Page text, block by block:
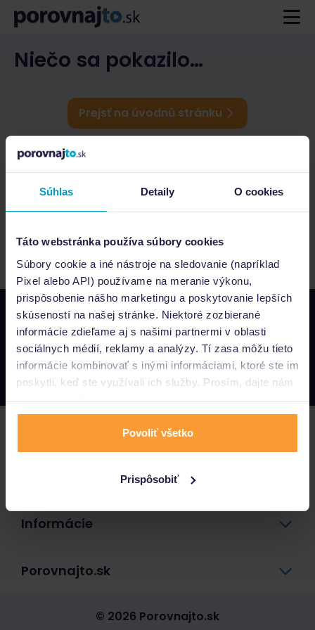
Súhlas Detaily O cookies
Táto webstránka používa súbory cookies
Súbory cookie a iné nástroje na sledovanie (napríklad
Pixel alebo API) používame na meranie výkonu,
prispôsobenie nášho marketingu a poskytovanie lepších
skúseností na našej stránke. Niektoré zozbierané
informácie zdieľame aj s našimi partnermi v oblasti
sociálnych médií, reklamy a analýzy. Tí zasa môžu tieto
informácie kombinovať s inými informáciami, ktoré ste im
poskytli, keď ste využívali ich služby. Prosím, dajte nám
na to svoj súhlas.
Povoliť všetko
Prispôsobiť
Niečo sa pokazilo…
Prejsť na úvodnú stránku
Napíšte nám
info@porovnajto.sk
Zavolajte nám
0800 400 300
Informácie
Porovnajto.sk
© 2026 Porovnajto.sk